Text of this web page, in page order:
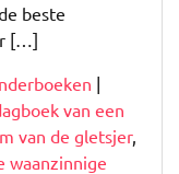
beste
[…]
|
van een
van de gletsjer,
waanzinnige